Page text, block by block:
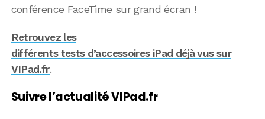
conférence FaceTime sur grand écran !
Retrouvez les
différents tests d’accessoires iPad déjà vus sur
VIPad.fr.
Suivre l’actualité VIPad.fr